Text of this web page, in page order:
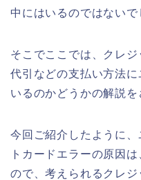
中にはいるのではないで
そこでここでは、クレジ
代引などの支払い方法
いるのかどうかの解説を
今回ご紹介したように
トカードエラーの原因
ので、考えられるクレ